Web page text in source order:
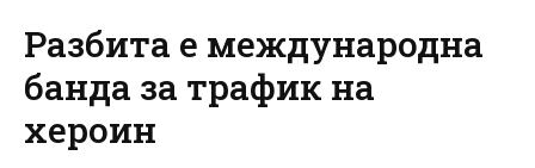
Разбита е международна
банда за трафик на
хероин